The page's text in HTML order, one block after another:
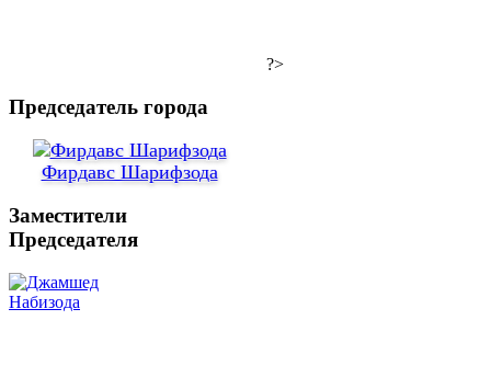
?>
Председатель города
Фирдавс Шарифзода
Заместители
Председателя